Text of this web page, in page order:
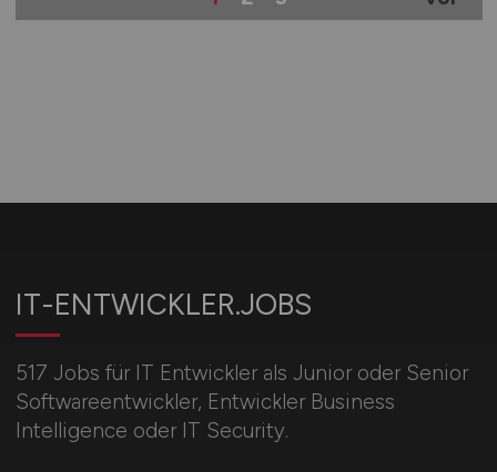
IT-ENTWICKLER.JOBS
517 Jobs für IT Entwickler als Junior oder Senior
Softwareentwickler, Entwickler Business
Intelligence oder IT Security.